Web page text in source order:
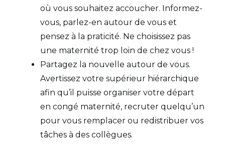
où vous souhaitez accoucher. Informez-
vous, parlez-en autour de vous et
pensez à la praticité. Ne choisissez pas
une maternité trop loin de chez vous !
Partagez la nouvelle autour de vous.
Avertissez votre supérieur hiérarchique
afin qu’il puisse organiser votre départ
en congé maternité, recruter quelqu’un
pour vous remplacer ou redistribuer vos
tâches à des collègues.